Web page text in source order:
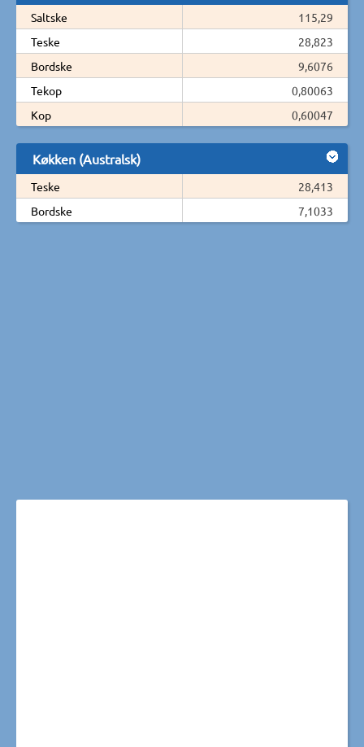
Saltske
115,29
Teske
28,823
Bordske
9,6076
Tekop
0,80063
Kop
0,60047
Køkken (Australsk)
Teske
28,413
Bordske
7,1033